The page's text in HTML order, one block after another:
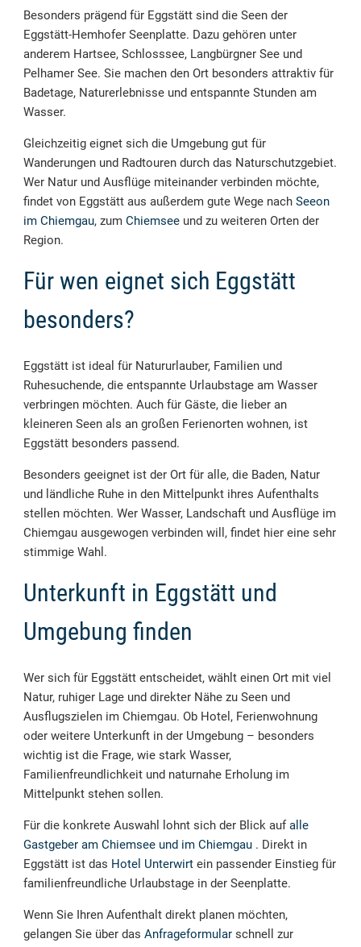
Besonders prägend für Eggstätt sind die Seen der
Eggstätt-Hemhofer Seenplatte. Dazu gehören unter
anderem Hartsee, Schlosssee, Langbürgner See und
Pelhamer See. Sie machen den Ort besonders attraktiv für
Badetage, Naturerlebnisse und entspannte Stunden am
Wasser.
Gleichzeitig eignet sich die Umgebung gut für
Wanderungen und Radtouren durch das Naturschutzgebiet.
Wer Natur und Ausflüge miteinander verbinden möchte,
findet von Eggstätt aus außerdem gute Wege nach Seeon
im Chiemgau, zum Chiemsee und zu weiteren Orten der
Region.
Für wen eignet sich Eggstätt
besonders?
Eggstätt ist ideal für Natururlauber, Familien und
Ruhesuchende, die entspannte Urlaubstage am Wasser
verbringen möchten. Auch für Gäste, die lieber an
kleineren Seen als an großen Ferienorten wohnen, ist
Eggstätt besonders passend.
Besonders geeignet ist der Ort für alle, die Baden, Natur
und ländliche Ruhe in den Mittelpunkt ihres Aufenthalts
stellen möchten. Wer Wasser, Landschaft und Ausflüge im
Chiemgau ausgewogen verbinden will, findet hier eine sehr
stimmige Wahl.
Unterkunft in Eggstätt und
Umgebung finden
Wer sich für Eggstätt entscheidet, wählt einen Ort mit viel
Natur, ruhiger Lage und direkter Nähe zu Seen und
Ausflugszielen im Chiemgau. Ob Hotel, Ferienwohnung
oder weitere Unterkunft in der Umgebung – besonders
wichtig ist die Frage, wie stark Wasser,
Familienfreundlichkeit und naturnahe Erholung im
Mittelpunkt stehen sollen.
Für die konkrete Auswahl lohnt sich der Blick auf alle
Gastgeber am Chiemsee und im Chiemgau . Direkt in
Eggstätt ist das Hotel Unterwirt ein passender Einstieg für
familienfreundliche Urlaubstage in der Seenplatte.
Wenn Sie Ihren Aufenthalt direkt planen möchten,
gelangen Sie über das Anfrageformular schnell zur